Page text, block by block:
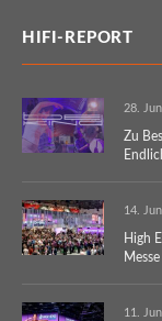
HIFI-REPORT
28.
Zu
14.
High
11.